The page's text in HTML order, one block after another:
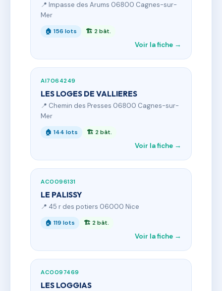
📍 Impasse des Arums 06800 Cagnes-sur-
Mer
🏠 156 lots 🏗 2 bât.
Voir la fiche →
AI7064249
LES LOGES DE VALLIERES
📍 Chemin des Presses 06800 Cagnes-sur-
Mer
🏠 144 lots 🏗 2 bât.
Voir la fiche →
AC0096131
LE PALISSY
📍 45 r des potiers 06000 Nice
🏠 119 lots 🏗 2 bât.
Voir la fiche →
AC0097469
LES LOGGIAS